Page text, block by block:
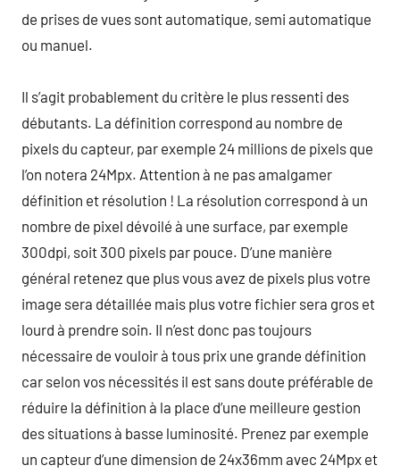
de prises de vues sont automatique, semi automatique
ou manuel.
Il s’agit probablement du critère le plus ressenti des
débutants. La définition correspond au nombre de
pixels du capteur, par exemple 24 millions de pixels que
l’on notera 24Mpx. Attention à ne pas amalgamer
définition et résolution ! La résolution correspond à un
nombre de pixel dévoilé à une surface, par exemple
300dpi, soit 300 pixels par pouce. D’une manière
général retenez que plus vous avez de pixels plus votre
image sera détaillée mais plus votre fichier sera gros et
lourd à prendre soin. Il n’est donc pas toujours
nécessaire de vouloir à tous prix une grande définition
car selon vos nécessités il est sans doute préférable de
réduire la définition à la place d’une meilleure gestion
des situations à basse luminosité. Prenez par exemple
un capteur d’une dimension de 24x36mm avec 24Mpx et